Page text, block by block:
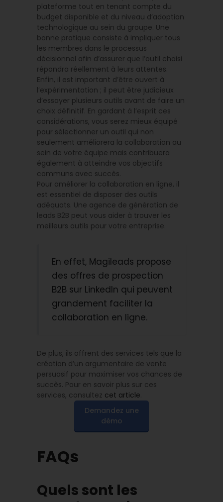
plateforme tout en tenant compte du
budget disponible et du niveau d’adoption
technologique au sein du groupe. Une
bonne pratique consiste à impliquer tous
les membres dans le processus
décisionnel afin d’assurer que l’outil choisi
répondra réellement à leurs attentes.
Enfin, il est important d’être ouvert à
l’expérimentation ; il peut être judicieux
d’essayer plusieurs outils avant de faire un
choix définitif. En gardant à l’esprit ces
considérations, vous serez mieux équipé
pour sélectionner un outil qui non
seulement améliorera la collaboration au
sein de votre équipe mais contribuera
également à atteindre vos objectifs
communs avec succès.
Pour améliorer la collaboration en ligne, il
est essentiel de disposer des outils
adéquats. Une agence de génération de
leads B2B peut vous aider à trouver les
meilleurs outils pour votre entreprise.
En effet, Magileads propose
des offres de prospection
B2B sur LinkedIn qui peuvent
grandement faciliter la
collaboration en ligne.
De plus, ils offrent des services tels que la
création d’un argumentaire de vente
persuasif pour maximiser vos chances de
succès. Pour en savoir plus sur ces
services, consultez cet article.
Demandez une
démo
FAQs
Quels sont les